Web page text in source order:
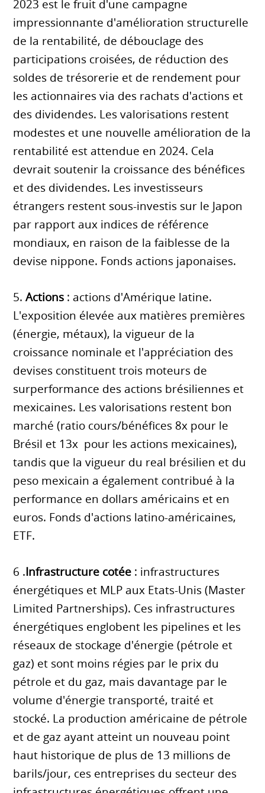
2023 est le fruit d'une campagne
impressionnante d'amélioration structurelle
de la rentabilité, de débouclage des
participations croisées, de réduction des
soldes de trésorerie et de rendement pour
les actionnaires via des rachats d'actions et
des dividendes. Les valorisations restent
modestes et une nouvelle amélioration de la
rentabilité est attendue en 2024. Cela
devrait soutenir la croissance des bénéfices
et des dividendes. Les investisseurs
étrangers restent sous-investis sur le Japon
par rapport aux indices de référence
mondiaux, en raison de la faiblesse de la
devise nippone. Fonds actions japonaises.
5. Actions : actions d'Amérique latine.
L'exposition élevée aux matières premières
(énergie, métaux), la vigueur de la
croissance nominale et l'appréciation des
devises constituent trois moteurs de
surperformance des actions brésiliennes et
mexicaines. Les valorisations restent bon
marché (ratio cours/bénéfices 8x pour le
Brésil et 13x pour les actions mexicaines),
tandis que la vigueur du real brésilien et du
peso mexicain a également contribué à la
performance en dollars américains et en
euros. Fonds d'actions latino-américaines,
ETF.
6 .Infrastructure cotée : infrastructures
énergétiques et MLP aux Etats-Unis (Master
Limited Partnerships). Ces infrastructures
énergétiques englobent les pipelines et les
réseaux de stockage d'énergie (pétrole et
gaz) et sont moins régies par le prix du
pétrole et du gaz, mais davantage par le
volume d'énergie transporté, traité et
stocké. La production américaine de pétrole
et de gaz ayant atteint un nouveau point
haut historique de plus de 13 millions de
barils/jour, ces entreprises du secteur des